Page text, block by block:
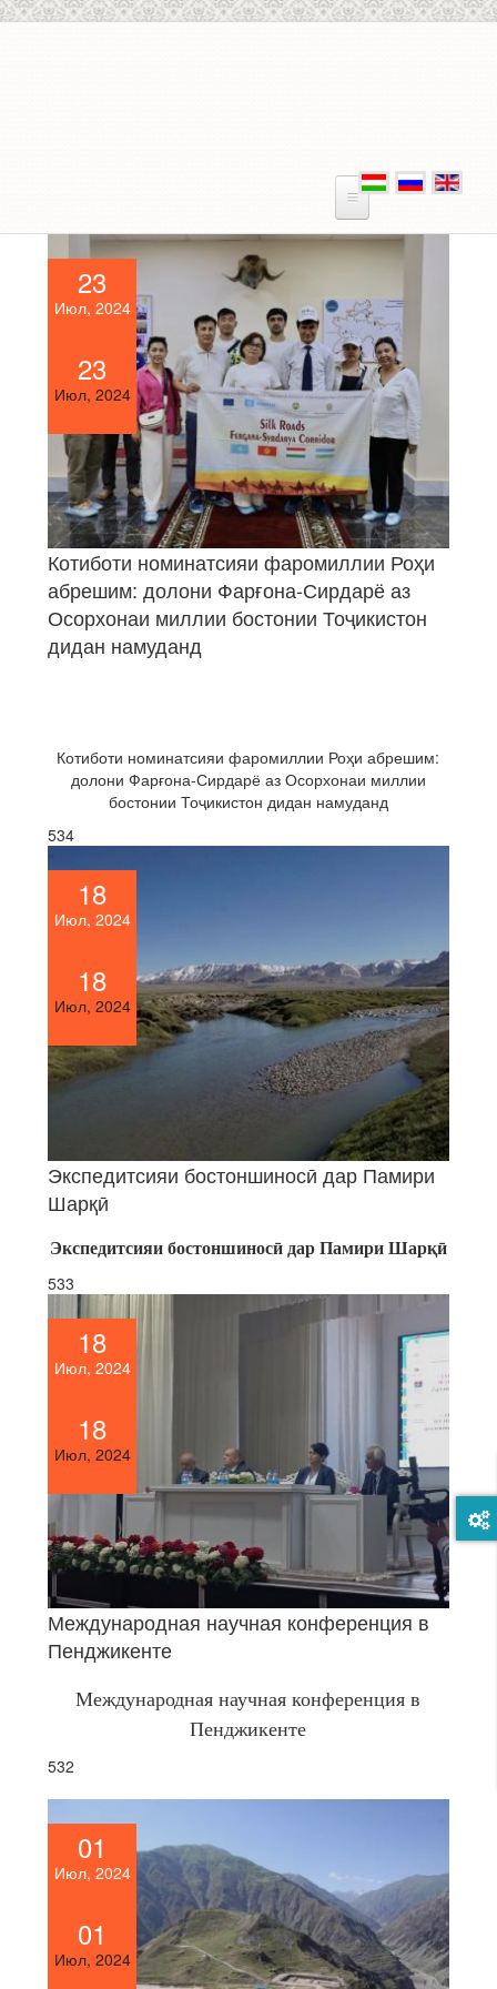
23
Июл, 2024
23
Июл, 2024
Котиботи номинатсияи фаромиллии Роҳи
абрешим: долони Фарғона-Сирдарё аз
Осорхонаи миллии бостонии Тоҷикистон
дидан намуданд
Котиботи номинатсияи фаромиллии Роҳи абрешим:
долони Фарғона-Сирдарё аз Осорхонаи миллии
бостонии Тоҷикистон дидан намуданд
534
18
Июл, 2024
18
Июл, 2024
Экспедитсияи бостоншиносӣ дар Памири
Шарқӣ
Экспедитсияи бостоншиносӣ дар Памири Шарқӣ
533
18
Июл, 2024
18
Июл, 2024
Международная научная конференция в
Пенджикенте
Международная научная конференция в
Пенджикенте
532
01
Июл, 2024
01
Июл, 2024